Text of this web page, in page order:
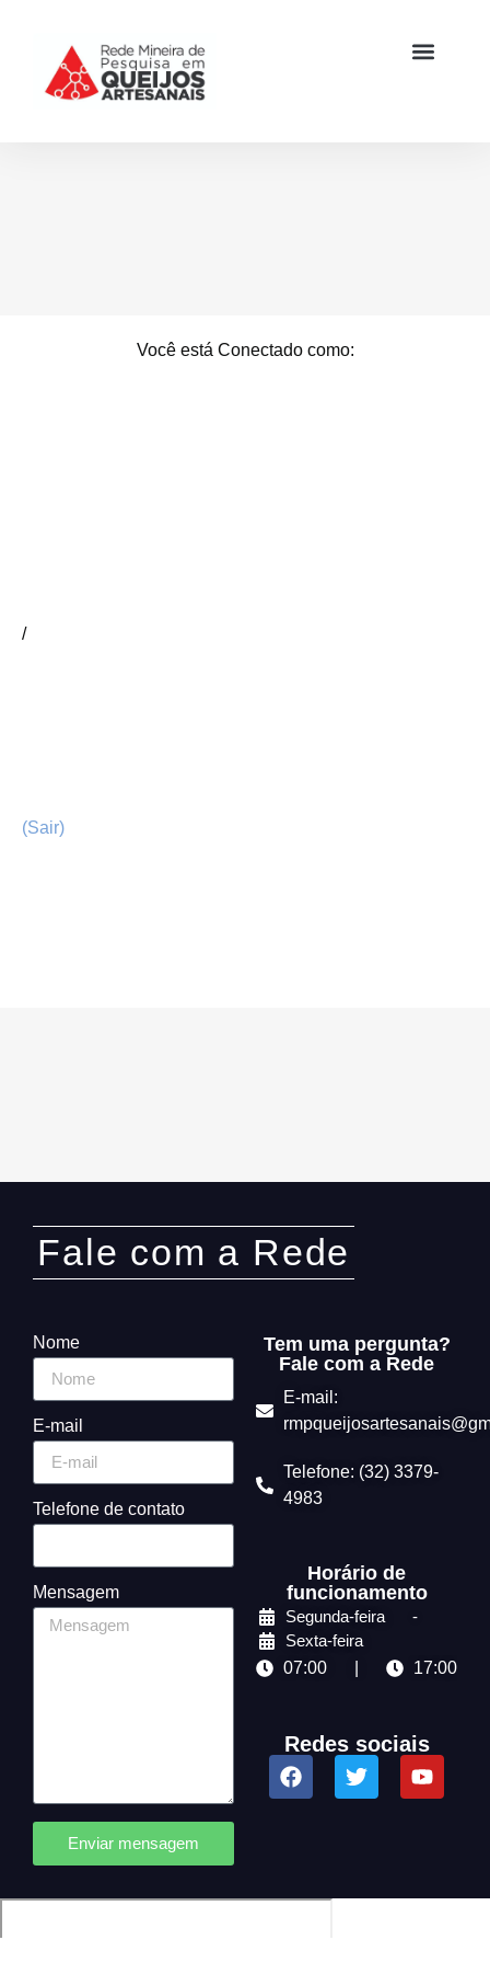
Você está Conectado como:
/
(Sair)
Fale com a Rede
Nome
E-mail
Telefone de contato
Mensagem
Enviar mensagem
Tem uma pergunta?
Fale com a Rede
E-mail:
Telefone: (32) 3379-
4983
Horário de
funcionamento
Segunda-feira
-
Sexta-feira
07:00
17:00
Redes sociais